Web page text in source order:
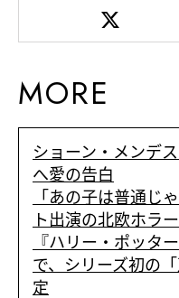
MORE
ショーン・メンデ
へ愛の告白
「あの子は普通じ
ト出演の北欧ホラ
『ハリー・ポッタ
で、シリーズ初の
定